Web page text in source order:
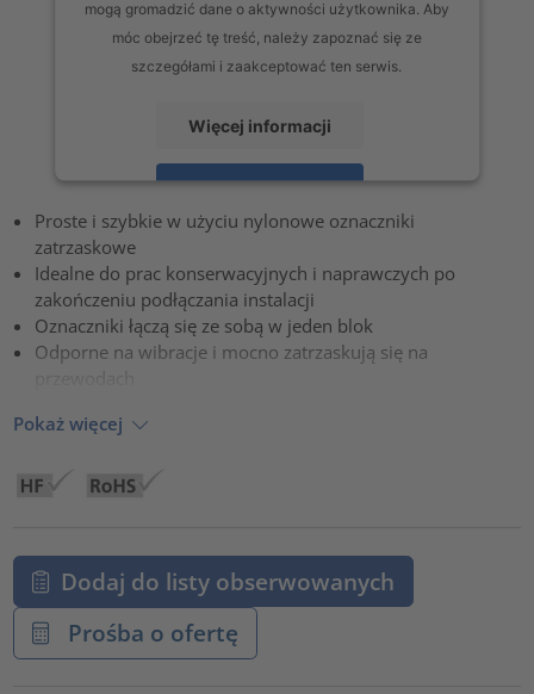
mogą gromadzić dane o aktywności użytkownika. Aby
móc obejrzeć tę treść, należy zapoznać się ze
szczegółami i zaakceptować ten serwis.
Więcej informacji
Zaakceptuj
powered byUsercentrics Consent Management Platform
Proste i szybkie w użyciu nylonowe oznaczniki
zatrzaskowe
Idealne do prac konserwacyjnych i naprawczych po
zakończeniu podłączania instalacji
Oznaczniki łączą się ze sobą w jeden blok
Odporne na wibracje i mocno zatrzaskują się na
Pokaż więcej
Dodaj do listy obserwowanych
Prośba o ofertę